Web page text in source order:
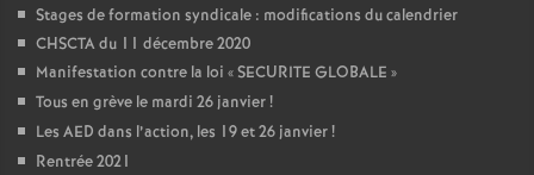
Stages de formation syndicale : modifications du calendrier
CHSCTA du 11 décembre 2020
Manifestation contre la loi «SECURITE GLOBALE »
Tous en grève le mardi 26 janvier!
Les AED dans l’action, les 19 et 26 janvier!
Rentrée 2021